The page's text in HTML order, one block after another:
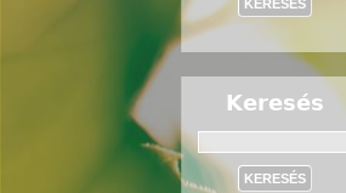
Keresés
Keresés